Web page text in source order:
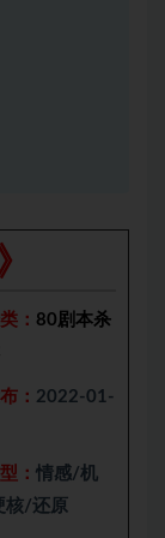
： 80剧本杀
： 2022-01-
： 情感/机
核/还原